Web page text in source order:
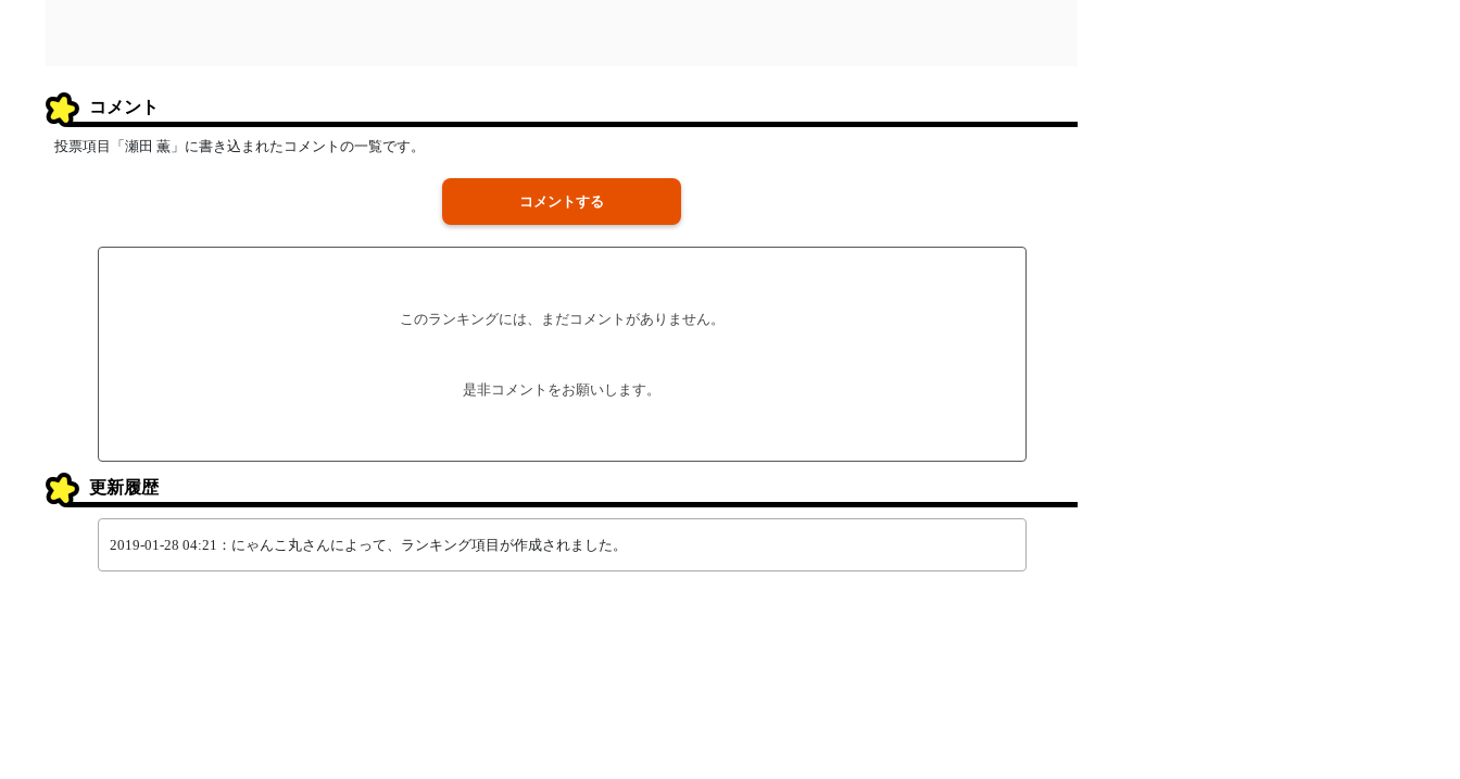
コメント
投票項目「瀬田 薫」に書き込まれたコメントの一覧です。
コメントする
このランキングには、まだコメントがありません。
是非コメントをお願いします。
更新履歴
2019-01-28 04:21：にゃんこ丸さんによって、ランキング項目が作成されました。